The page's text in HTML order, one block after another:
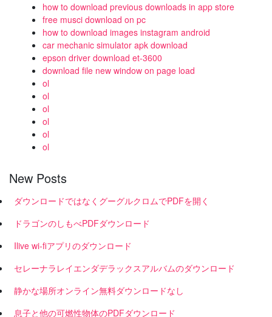
how to download previous downloads in app store
free musci download on pc
how to download images instagram android
car mechanic simulator apk download
epson driver download et-3600
download file new window on page load
ol
ol
ol
ol
ol
ol
New Posts
ダウンロードではなくグーグルクロムでPDFを開く
ドラゴンのしもべPDFダウンロード
Ilive wi-fiアプリのダウンロード
セレーナラレイエンダデラックスアルバムのダウンロード
静かな場所オンライン無料ダウンロードなし
息子と他の可燃性物体のPDFダウンロード